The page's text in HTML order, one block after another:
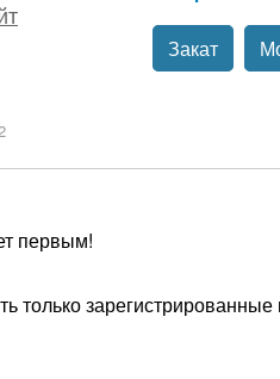
Закат
первым!
толькозарегистрированные